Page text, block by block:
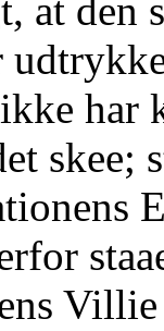
at den
har
skee;